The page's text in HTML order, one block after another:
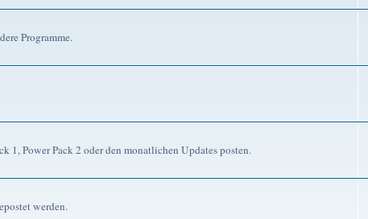
Programme.
1, Power Pack 2 oder den monatlichen Updates posten.
werden.